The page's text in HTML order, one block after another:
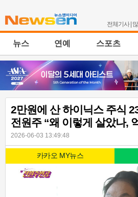
전체기사|
뉴스 연예 스포츠
2만원에 산 하이닉스 주식
전원주 “왜 이렇게 살았나,
2026-06-03 13:49:48
카카오 MY뉴스